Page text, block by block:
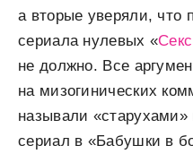
а вторые уверяли, что
сериала нулевых «Секс
не должно. Все
на мизогинических
называли
сериал в «Бабушки в